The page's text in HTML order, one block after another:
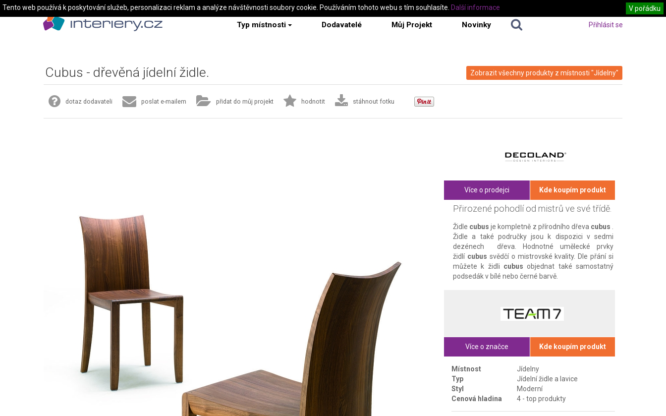
Typ místnosti Dodavatelé Můj Projekt Novinky Přihlásit se
Zobrazit všechny produkty z místnosti "Jídelny"
Cubus - dřevěná jídelní židle.
dotaz dodavateli poslat e-mailem přidat do můj projekt hodnotit stáhnout fotku
Více o prodejci Kde koupím produkt
Přirozené pohodlí od mistrů ve své třídě.
Židle cubus je kompletně z přírodního dřeva cubus
Židle a také područky jsou k dispozici v sedmi
dezénech dřeva. Hodnotné umělecké prvky
židlí cubus svědčí o mistrovské kvality. Dle přání si
můžete k židli cubus objednat také samostatný
podsedák v bílé nebo černé barvě.
Více o značce Kde koupím produkt
Místnost
Jídelny
Typ
Jídelní židle a lavice
Styl
Moderní
Cenová hladina
4 - top produkty
Tento web používá k poskytování služeb, personalizaci reklam a analýze návštěvnosti soubory cookie. Používáním tohoto webu s tím souhlasíte. V pořádku
Další informace